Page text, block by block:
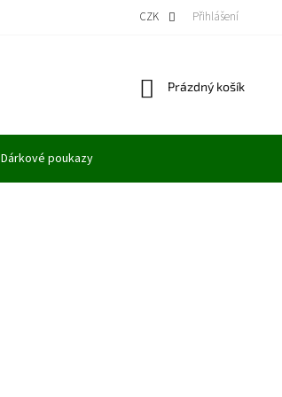
VÝKUP MODELŮ
CZK Přihlášení
Nákupní
Prázdný košík
Dárkové poukazy